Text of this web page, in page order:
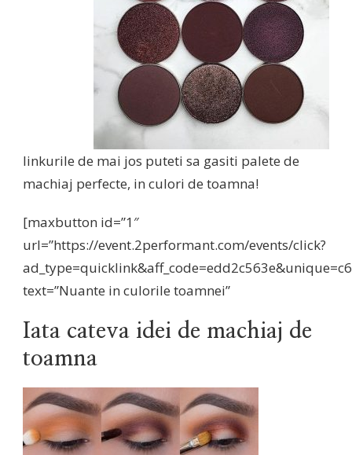
linkurile de mai jos puteti sa gasiti palete de
machiaj perfecte, in culori de toamna!
[maxbutton id=”1″
url=”https://event.2performant.com/events/click?
text=”Nuante in culorile toamnei”
Iata cateva idei de machiaj de
toamna